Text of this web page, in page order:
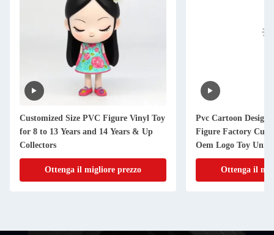
Customized Size PVC Figure Vinyl Toy
for 8 to 13 Years and 14 Years & Up
Collectors
Ottenga il migliore prezzo
Pvc Cartoon Design
Figure Factory
Oem Logo Toy
Animal Themed Pvc
Ottenga il